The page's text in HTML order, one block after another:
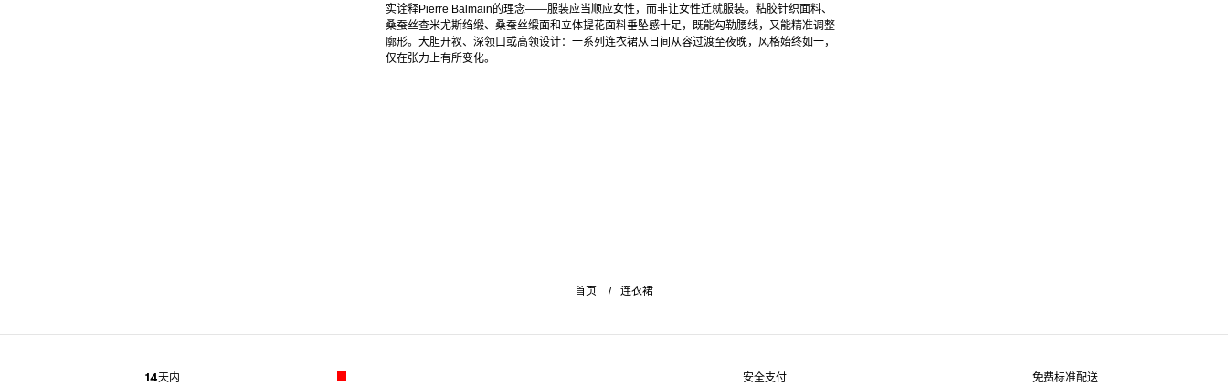
实诠释Pierre Balmain的理念——服装应当顺应女性，而非让女性迁就服装。粘胶针织面料、
桑蚕丝查米尤斯绉缎、桑蚕丝缎面和立体提花面料垂坠感十足，既能勾勒腰线，又能精准调整
廓形。大胆开衩、深领口或高领设计：一系列连衣裙从日间从容过渡至夜晚，风格始终如一，
仅在张力上有所变化。
首页 连衣裙
14天内 安全支付 免费标准配送